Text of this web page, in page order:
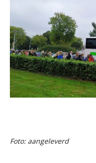
Foto: aangeleverd